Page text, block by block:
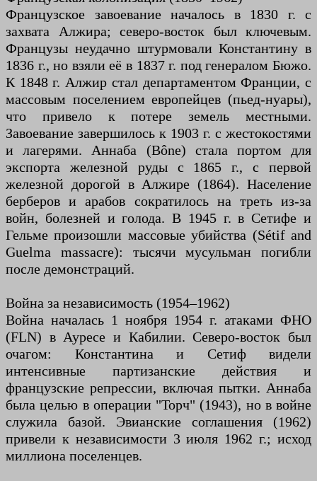
Французское завоевание началось в 1830 г. с
захвата Алжира; северо-восток был ключевым.
Французы неудачно штурмовали Константину в
1836 г., но взяли её в 1837 г. под генералом Бюжо.
К 1848 г. Алжир стал департаментом Франции, с
массовым поселением европейцев (пьед-нуары),
что привело к потере земель местными.
Завоевание завершилось к 1903 г. с жестокостями
и лагерями. Аннаба (Bône) стала портом для
экспорта железной руды с 1865 г., с первой
железной дорогой в Алжире (1864). Население
берберов и арабов сократилось на треть из-за
войн, болезней и голода. В 1945 г. в Сетифе и
Гельме произошли массовые убийства (Sétif and
Guelma massacre): тысячи мусульман погибли
после демонстраций.
Война за независимость (1954–1962)
Война началась 1 ноября 1954 г. атаками ФНО
(FLN) в Ауресе и Кабилии. Северо-восток был
очагом: Константина и Сетиф видели
интенсивные партизанские действия и
французские репрессии, включая пытки. Аннаба
была целью в операции "Торч" (1943), но в войне
служила базой. Эвианские соглашения (1962)
привели к независимости 3 июля 1962 г.; исход
миллиона поселенцев.